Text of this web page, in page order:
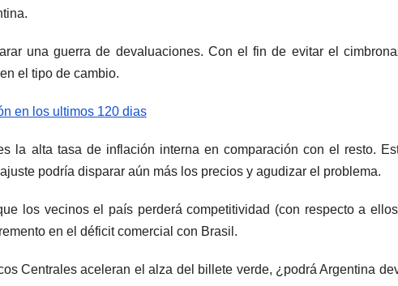
una guerra de devaluaciones. Con el fin de evitar el
el tipo de cambio.
la alta tasa de inflación interna en comparación con el resto.
podría disparar aún más los precios y agudizar el problema.
los vecinos el país perderá competitividad (con respecto a
en el déficit comercial con Brasil.
Centrales aceleran el alza del billete verde, ¿podrá Argentina